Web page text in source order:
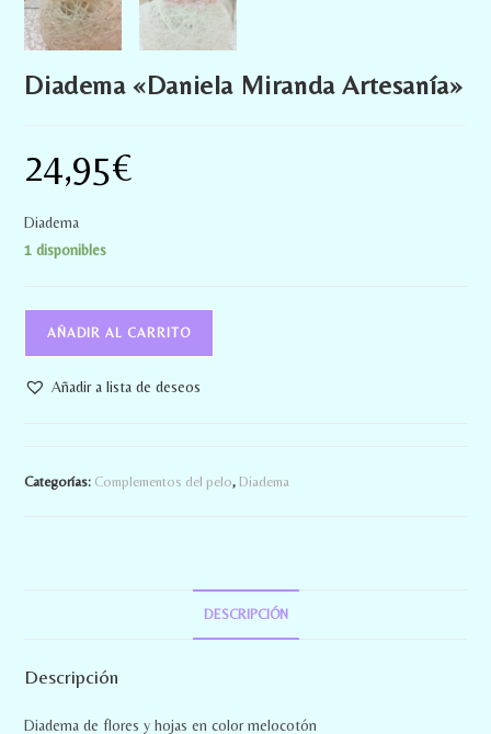
Diadema «Daniela Miranda Artesanía»
24,95€
Diadema
1 disponibles
AÑADIR AL CARRITO
Añadir a lista de deseos
Categorías: Complementos del pelo, Diadema
DESCRIPCIÓN
Descripción
Diadema de flores y hojas en color melocotón